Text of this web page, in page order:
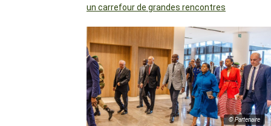
un carrefour de grandes rencontres
© Partenaire